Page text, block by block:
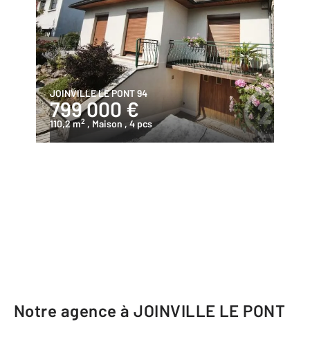
JOINVILLE LE PONT 94
799 000 €
110,2 m2 , Maison , 4 pcs
Notre agence à JOINVILLE LE PONT